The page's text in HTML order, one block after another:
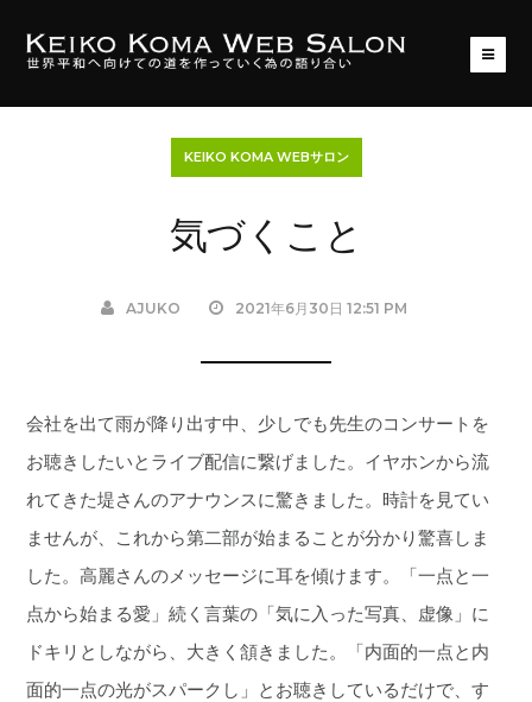
KEIKO KOMA WEBサロン
気づくこと
AJUKO 2021年6月30日 12:51 PM
会社を出て雨が降り出す中、少しでも先生のコンサートを
お聴きしたいとライブ配信に繋げました。イヤホンから流
れてきた堤さんのアナウンスに驚きました。時計を見てい
ませんが、これから第二部が始まることが分かり驚喜しま
した。高麗さんのメッセージに耳を傾けます。「一点と一
点から始まる愛」続く言葉の「気に入った写真、虚像」に
ドキリとしながら、大きく頷きました。「内面的一点と内
面的一点の光がスパークし」とお聴きしているだけで、す